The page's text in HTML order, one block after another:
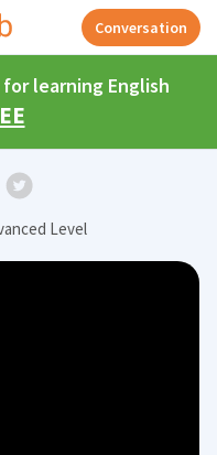
Conversation
learning English
Level